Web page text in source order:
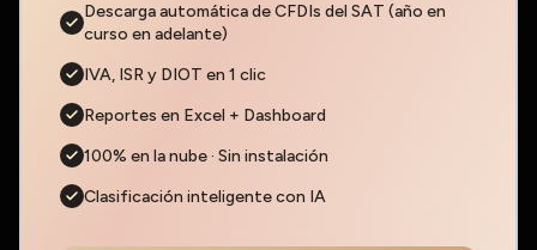
Descarga automática de CFDIs del SAT (año en
curso en adelante)
IVA, ISR y DIOT en 1 clic
Reportes en Excel + Dashboard
100% en la nube · Sin instalación
Clasificación inteligente con IA